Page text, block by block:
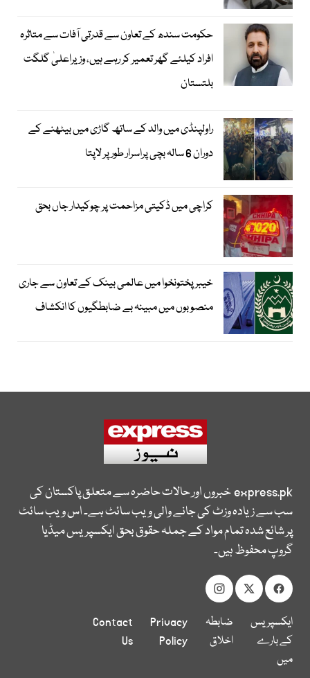
حکومت سندھ کے تعاون سے قدرتی آفات سے متاثرہ
افراد کیلئے گھر تعمیر کر رہے ہیں، وزیراعلیٰ گلگت
بلتستان
راولپنڈی میں والد کے ساتھ گاڑی میں بیٹھنے کے
دوران 6 سالہ بچی پراسرار طور پر لاپتا
کراچی میں ڈکیتی مزاحمت پر چوکیدار جاں بحق
خیبرپختونخوا میں عالمی بینک کے تعاون سے جاری
منصوبوں میں مبینہ بے ضابطگیوں کا انکشاف
express.pkخبروں اور حالات حاضرہ سے متعلق پاکستان کی
سب سے زیادہ وزٹ کی جانے والی ویب سائٹ ہے۔ اس ویب سائٹ
پر شائع شدہ تمام مواد کے جملہ حقوق بحق ایکسپریس میڈیا
گروپ محفوظ ہیں۔
ایکسپریس
کے بارے
میں
ضابطہ
اخلاق
Privacy
Policy
Contact
Us